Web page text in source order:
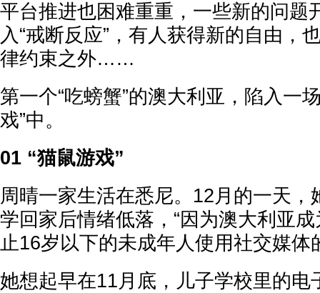
平台推进也困难重重，一些新的问题
入“戒断反应”，有人获得新的自由，
律约束之外……
第一个“吃螃蟹”的澳大利亚，陷入一
戏”中。
01 “猫鼠游戏”
周晴一家生活在悉尼。12月的一天，
学回家后情绪低落，“因为澳大利亚
止16岁以下的未成年人使用社交媒体
她想起早在11月底，儿子学校里的电